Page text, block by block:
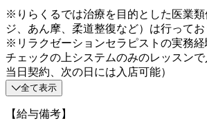
※りらくるでは治療を目的とした医業
ジ、あん摩、柔道整復など）は行ってお
※リラクゼーションセラピストの実務
チェックの上システムのみのレッスン
当日契約、次の日には入店可能）
全て表示
【給与備考】